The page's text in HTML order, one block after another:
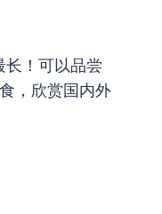
！可以品尝
，欣赏国内外